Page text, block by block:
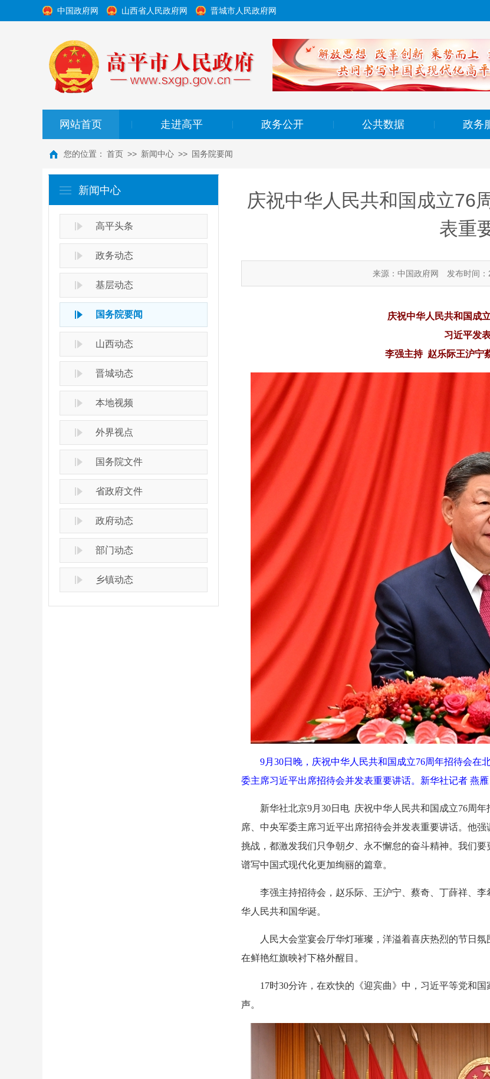
中国政府网 山西省人民政府网 晋城市人民政府网
网站首页 走进高平 政务公开 公共数据 政务
您的位置： 首页 >> 新闻中心 >> 国务院要闻
新闻中心
高平头条
政务动态
基层动态
国务院要闻
山西动态
晋城动态
本地视频
外界视点
国务院文件
省政府文件
政府动态
部门动态
乡镇动态
庆祝中华人民共和国成立76
表重
来源：中国政府网 发布时间
庆祝中华人民共和国成
习近平发
李强主持 赵乐际王沪宁
9月30日晚，庆祝中华人民共和国成立76周年招待会
委主席习近平出席招待会并发表重要讲话。新华社记者 燕
新华社北京9月30日电 庆祝中华人民共和国成立76周
席、中央军委主席习近平出席招待会并发表重要讲话。他
挑战，都激发我们只争朝夕、永不懈怠的奋斗精神。我们
谱写中国式现代化更加绚丽的篇章。
李强主持招待会，赵乐际、王沪宁、蔡奇、丁薛祥、
华人民共和国华诞。
人民大会堂宴会厅华灯璀璨，洋溢着喜庆热烈的节日
在鲜艳红旗映衬下格外醒目。
17时30分许，在欢快的《迎宾曲》中，习近平等党和
声。